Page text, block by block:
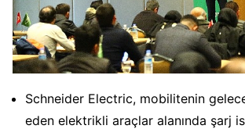
Schneider Electric, mobilitenin
eden elektrikli araçlar alanında şarj